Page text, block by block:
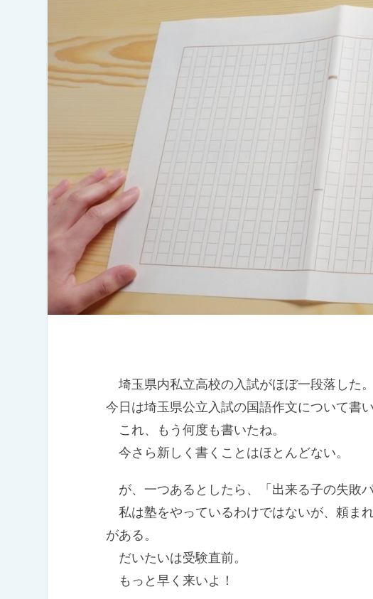
埼玉県内私立高校の入試がほぼ一段落した
今日は埼玉県公立入試の国語作文について書い
これ、もう何度も書いたね。
今さら新しく書くことはほとんどない。
が、一つあるとしたら、「出来る子の失敗
私は塾をやっているわけではないが、頼ま
がある。
だいたいは受験直前。
もっと早く来いよ！